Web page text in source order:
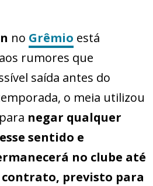
no Grêmio está
rumores que
saída antes do
o meia utilizou
negar qualquer
sentido e
no clube até
previsto para